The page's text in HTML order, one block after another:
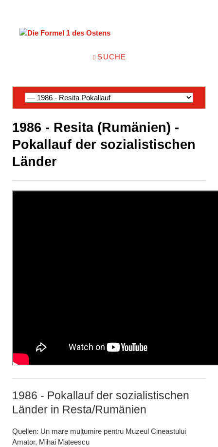
NAVIGATION
SUCHE
Navigation
überspringen
1986 - Resita (Rumänien) -
Pokallauf der sozialistischen
Länder
1986 - Pokallauf der sozialistischen
Länder in Resta/Rumänien
Quellen: Un mare mulțumire pentru Muzeul Cineastului
Amator, Mihai Mateescu